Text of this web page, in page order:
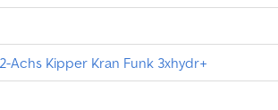
Achs Kipper Kran Funk 3xhydr+